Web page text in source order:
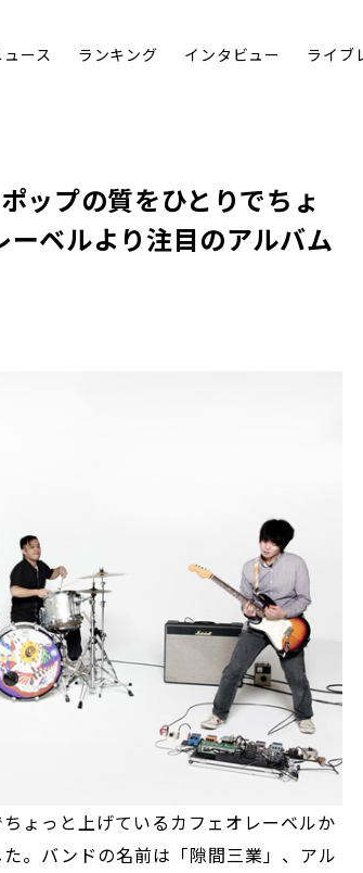
ュース ランキング インタビュー ライブ
ップの質をひとりでちょ
ベルより注目のアルバム
ょっと上げているカフェオレーベルか
。バンドの名前は「隙間三業」、アル